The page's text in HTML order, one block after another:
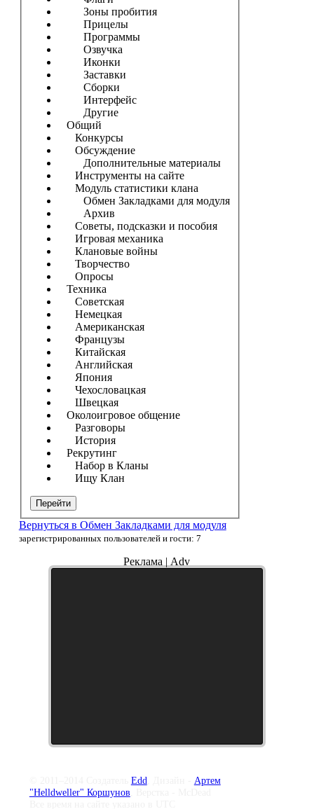
Зоны пробития
Прицелы
Программы
Озвучка
Иконки
Заставки
Сборки
Интерфейс
Другие
Общий
Конкурсы
Обсуждение
Дополнительные материалы
Инструменты на сайте
Модуль статистики клана
Обмен Закладками для модуля
Архив
Советы, подсказки и пособия
Игровая механика
Клановые войны
Творчество
Опросы
Техника
Советская
Немецкая
Американская
Французы
Китайская
Английская
Япония
Чехословацкая
Швецкая
Околоигровое общение
Разговоры
История
Рекрутинг
Набор в Кланы
Ищу Клан
Перейти
Вернуться в Обмен Закладками для модуля
зарегистрированных пользователей и гости: 7
Реклама | Adv
Edd
Артем
"Helldweller" Коршунов